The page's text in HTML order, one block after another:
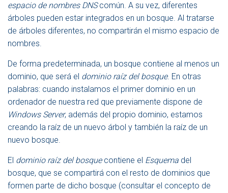
espacio de nombres DNScomún. A su vez, diferentes
árboles pueden estar integrados en un bosque. Al tratarse
de árboles diferentes, no compartirán el mismo espacio de
nombres.
De forma predeterminada, un bosque contiene al menos un
dominio, que será el dominio raíz del bosque. En otras
palabras: cuando instalamos el primer dominio en un
ordenador de nuestra red que previamente dispone de
Windows Server, además del propio dominio, estamos
creando la raíz de un nuevo árbol y también la raíz de un
nuevo bosque.
El dominio raíz del bosquecontiene el Esquema del
bosque, que se compartirá con el resto de dominios que
formen parte de dicho bosque (consultar el concepto de